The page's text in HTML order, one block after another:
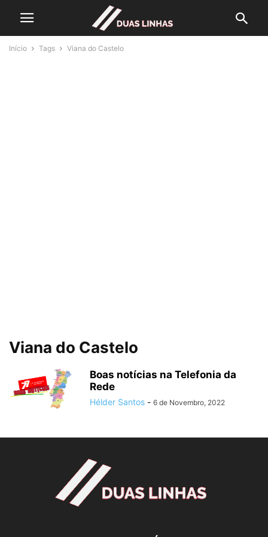
Início Tags Viana do Castelo
Viana do Castelo
Boas notícias na Telefonia da
Rede
Hélder Santos - 6 de Novembro, 2022